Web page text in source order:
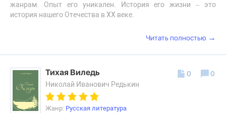
жанрам. Опыт его уникален. История его жизни – это
история нашего Отечества в XX веке.
Читать полностью →
Тихая Виледь
Николай Иванович Редькин
Жанр: Русская литература
0 0